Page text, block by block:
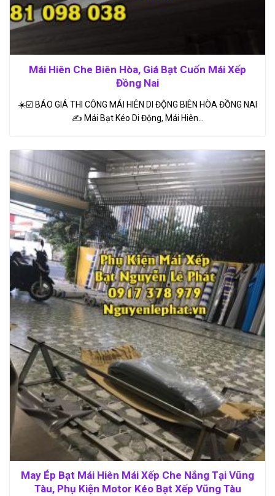
Mái Hiên Che Biên Hòa, Giá Bạt Cuốn Mái Xếp
Đồng Nai
☀️☑️ BÁO GIÁ THI CÔNG MÁI HIÊN DI ĐỘNG BIÊN HÒA ĐỒNG NAI
✍ Mái Bạt Kéo Di Động, Mái Hiên…
May Ép Bạt Mái Hiên Mái Xếp Che Nắng Tại Vũng
Tàu, Phụ Kiện Motor Kéo Bạt Xếp Vũng Tàu